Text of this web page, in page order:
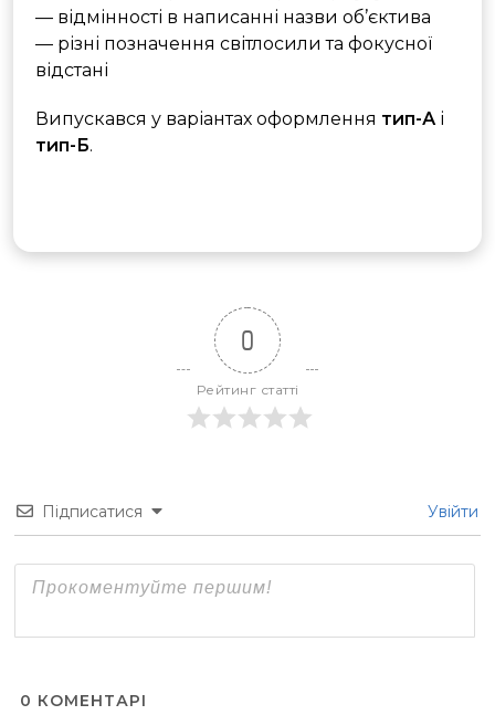
— відмінності в написанні назви об’єктива
— різні позначення світлосили та фокусної
відстані
Випускався у варіантах оформлення тип-Аі
тип-Б.
0
Рейтинг статті
Підписатися Увійти
0 КОМЕНТАРІ